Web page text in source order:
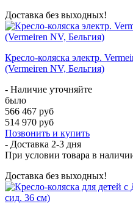
Доставка без выходных!
Кресло-коляска электр.
(Vermeiren NV, Бельгия)
- Наличие уточняйте
было
566 467 руб
514 970 руб
Позвонить и купить
- Доставка 2-3 дня
При условии товара в
Доставка без выходных!